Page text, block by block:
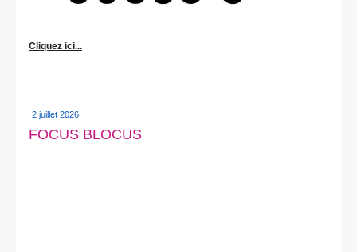
Cliquez ici...
2 juillet 2026
FOCUS BLOCUS